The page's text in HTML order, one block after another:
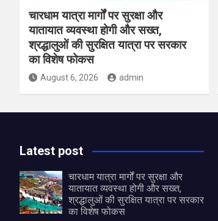
चारधाम यात्रा मार्गों पर सुरक्षा और
यातायात व्यवस्था होगी और सख्त,
श्रद्धालुओं की सुरक्षित यात्रा पर सरकार
का विशेष फोकस
August 6, 2026 admin
Latest post
चारधाम यात्रा मार्गों पर सुरक्षा और
यातायात व्यवस्था होगी और सख्त,
श्रद्धालुओं की सुरक्षित यात्रा पर सरकार
का विशेष फोकस